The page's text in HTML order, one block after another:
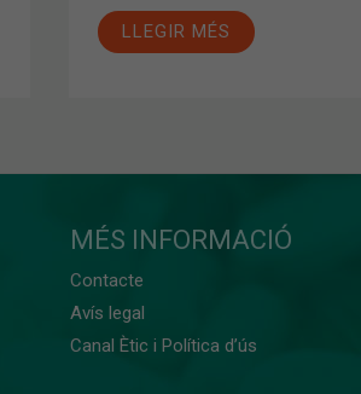
LLEGIR MÉS
MÉS INFORMACIÓ
Contacte
Avís legal
Canal Ètic i Política d’ús